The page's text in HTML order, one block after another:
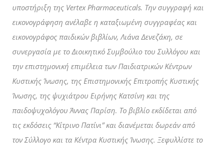
υποστήριξη της Vertex Pharmaceuticals. Την συγγραφή και
εικονογράφηση ανέλαβε η καταξιωμένη συγγραφέας και
εικονογράφος παιδικών βιβλίων, Λιάνα Δενεζάκη, σε
συνεργασία με το Διοικητικό Συμβούλιο του Συλλόγου και
την επιστημονική επιμέλεια των Παιδιατρικών Κέντρων
Κυστικής Ίνωσης, της Επιστημονικής Επιτροπής Κυστικής
Ίνωσης, της ψυχιάτρου Ειρήνης Κατσίνη και της
παιδοψυχολόγου Άννας Παρίση. Το βιβλίο εκδίδεται από
τις εκδόσεις “Κίτρινο Πατίνι” και διανέμεται δωρεάν από
τον Σύλλογο και τα Κέντρα Κυστικής Ίνωσης. Ξεφυλλίστε το